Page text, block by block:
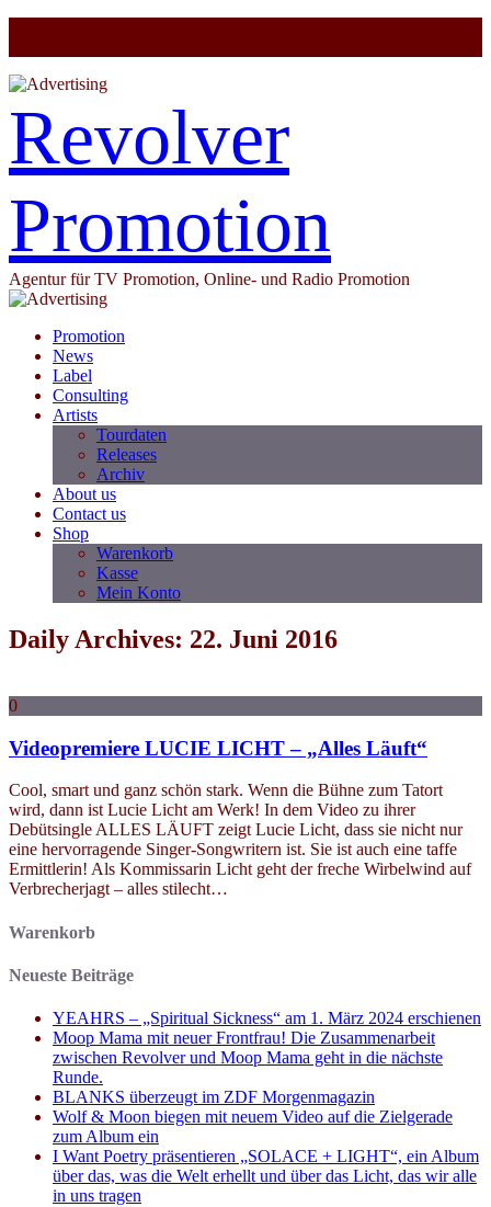
Revolver
Promotion
Agentur für TV Promotion, Online- und Radio Promotion
Promotion
News
Label
Consulting
Artists
Tourdaten
Releases
Archiv
About us
Contact us
Shop
Warenkorb
Kasse
Mein Konto
Daily Archives: 22. Juni 2016
0
Videopremiere LUCIE LICHT – „Alles Läuft“
Cool, smart und ganz schön stark. Wenn die Bühne zum Tatort
wird, dann ist Lucie Licht am Werk! In dem Video zu ihrer
Debütsingle ALLES LÄUFT zeigt Lucie Licht, dass sie nicht nur
eine hervorragende Singer-Songwritern ist. Sie ist auch eine taffe
Ermittlerin! Als Kommissarin Licht geht der freche Wirbelwind auf
Verbrecherjagt – alles stilecht…
Warenkorb
Neueste Beiträge
YEAHRS – „Spiritual Sickness“ am 1. März 2024 erschienen
Moop Mama mit neuer Frontfrau! Die Zusammenarbeit
zwischen Revolver und Moop Mama geht in die nächste
Runde.
BLANKS überzeugt im ZDF Morgenmagazin
Wolf & Moon biegen mit neuem Video auf die Zielgerade
zum Album ein
I Want Poetry präsentieren „SOLACE + LIGHT“, ein Album
über das, was die Welt erhellt und über das Licht, das wir alle
in uns tragen